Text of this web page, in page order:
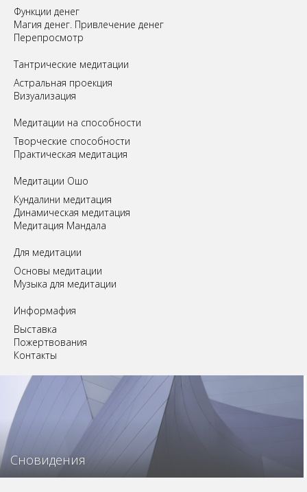
Функции денег
Магия денег. Привлечение денег
Перепросмотр
Tантрические медитации
Астральная проекция
Визуализация
Медитации на способности
Творческие способности
Практическая медитация
Медитации Ошо
Кундалини медитация
Динамическая медитация
Медитация Мандала
Для медитации
Основы медитации
Музыка для медитации
Информафия
Выставка
Пожертвования
Контакты
Сновидения